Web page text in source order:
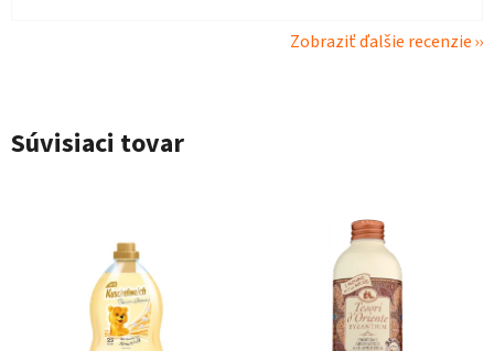
Zobraziť ďalšie recenzie
Súvisiaci tovar